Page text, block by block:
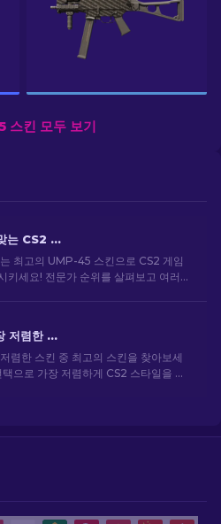
스킨 모두 보기
모든 예산에 맞는 CS2 최고의 UMP-45 스킨 [2026]
최고의 UMP-45 스킨으로 CS2 게임
키세요! 전문가 순위를 살펴보고 여러분
CS2에서 가장 저렴한 스킨 [2026]
렴한 스킨 중 최고의 스킨을 찾아보세
으로 가장 저렴하게 CS2 스타일을 업